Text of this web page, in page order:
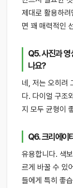
제대로 활용하
면 꽤 매력적인
Q5. 사진과
나요?
네, 저는 오히려
다. 다이얼 구조
지 모두 균형이
Q6. 크리에이
유용합니다. 색
르게 바꿀 수 있
들에게 특히 좋